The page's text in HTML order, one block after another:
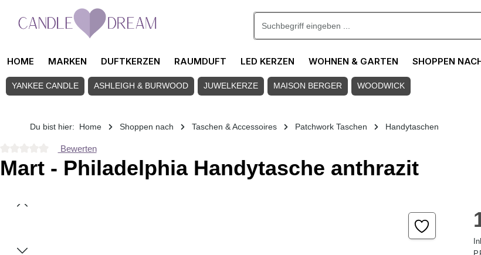
Zum Hauptinhalt springen
HOME MARKEN DUFTKERZEN RAUMDUFT LED KERZEN WOHNEN & GARTEN SHOPPEN
YANKEE CANDLE ASHLEIGH & BURWOOD JUWELKERZE MAISON BERGER WOODWICK
Du bist hier: Home Shoppen nach Taschen & Accessoires Patchwork Taschen Handytaschen
Durchschnittliche Bewertung von 0 von 5 Sternen
Bewerten
Mart - Philadelphia Handytasche anthrazit
Bildergalerie überspringen